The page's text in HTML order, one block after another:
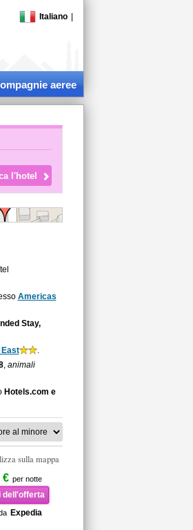
Italiano
aeree
Americas
Stay,
.
, animali
Hotels.com e
sulla mappa
€ per notte
dell'offerta
Expedia